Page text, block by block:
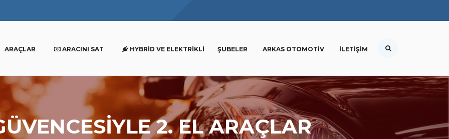
ARAÇLAR ARACINI SAT HYBRID VE ELEKTRIKLI ŞUBELER ARKAS OTOMOTIV İLETIŞIM
2. EL ARAÇLAR